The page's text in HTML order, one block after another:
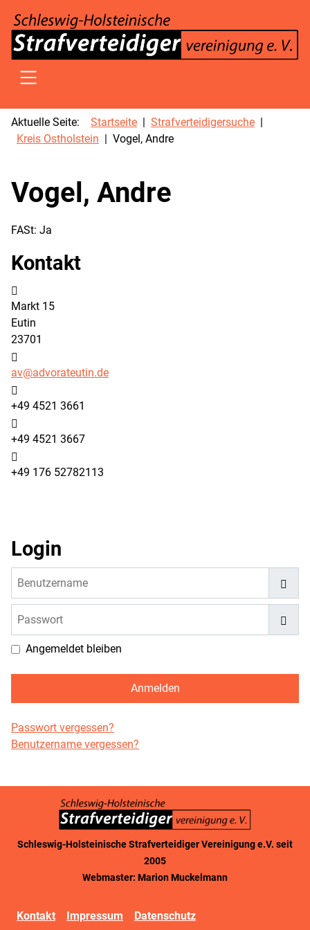
SKIP TO MAIN CONTENT
Aktuelle Seite: Startseite
Strafverteidigersuche
Kreis Ostholstein
Vogel, Andre
Vogel, Andre
FASt: Ja
Kontakt
Markt 15
Eutin
23701
av@advorateutin.de
+49 4521 3661
+49 4521 3667
+49 176 52782113
Login
Angemeldet bleiben
Anmelden
Passwort vergessen?
Benutzername vergessen?
Schleswig-Holsteinische Strafverteidiger Vereinigung e.V. seit
2005
Webmaster: Marion Muckelmann
Kontakt Impressum Datenschutz